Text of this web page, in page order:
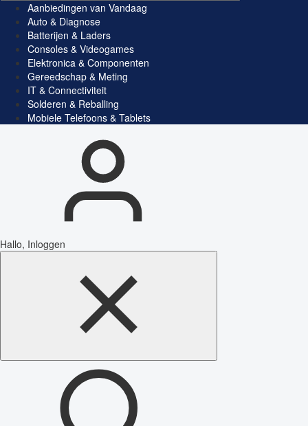
Aanbiedingen van Vandaag
Auto & Diagnose
Batterijen & Laders
Consoles & Videogames
Elektronica & Componenten
Gereedschap & Meting
IT & Connectiviteit
Solderen & Reballing
Mobiele Telefoons & Tablets
Hallo, Inloggen